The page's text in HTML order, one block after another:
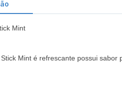
Mint
Mint é refrescante possui